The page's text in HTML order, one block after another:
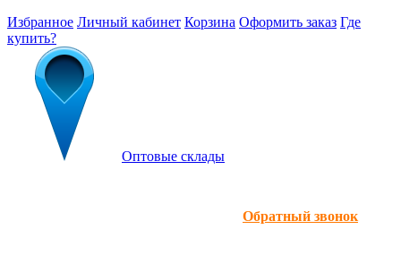
Избранное Личный кабинет Корзина Оформить заказ Где
купить?
Оптовые склады
Обратный звонок